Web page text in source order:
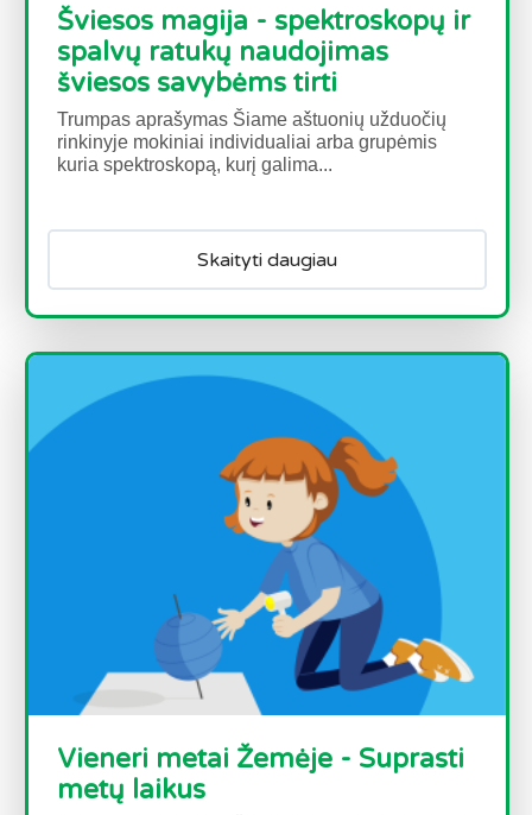
Šviesos magija - spektroskopų ir
spalvų ratukų naudojimas
šviesos savybėms tirti
Trumpas aprašymas Šiame aštuonių užduočių
rinkinyje mokiniai individualiai arba grupėmis
kuria spektroskopą, kurį galima...
Skaityti daugiau
Vieneri metai Žemėje - Suprasti
metų laikus